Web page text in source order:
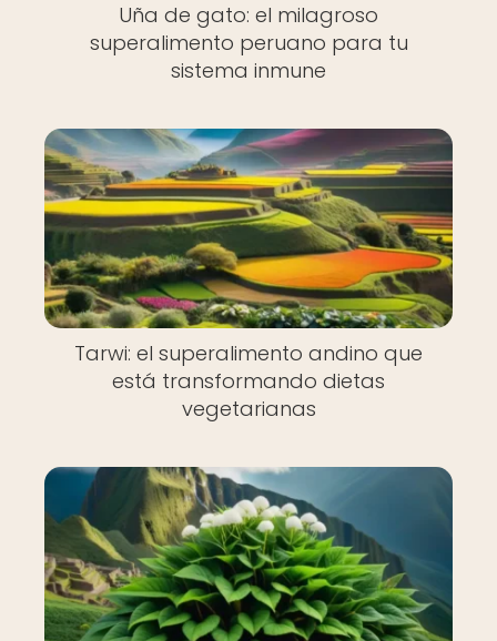
Uña de gato: el milagroso
superalimento peruano para tu
sistema inmune
Tarwi: el superalimento andino que
está transformando dietas
vegetarianas